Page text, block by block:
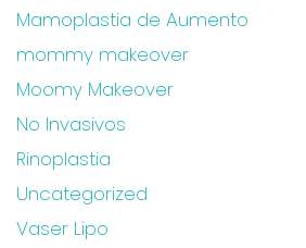
Mamoplastia de Aumento
mommy makeover
Moomy Makeover
No Invasivos
Rinoplastia
Uncategorized
Vaser Lipo